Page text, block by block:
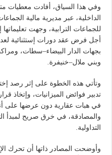
وفي هذا السياق، أفادت معطيات
الداخلية، عبر مديرية مالية
للجماعات الترابية، وجهت
أجل فرض عقد دورات إستثنائية
بجهات الدار البيضاء–سطات،
وبني ملال–خنيفرة.
وتأتي هذه الخطوة على إثر رصد
تدبير فوائض الميزانيات، وإتخاذ
في هبات عقارية دون عرضها على
والمصادقة، في خرق صريح لمبدأ
التداولية.
وأوضحت المصادر ذاتها أن تحرك